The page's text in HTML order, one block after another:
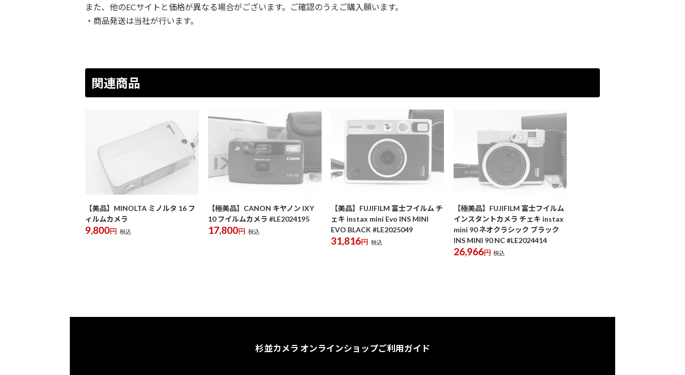
また、他のECサイトと価格が異なる場合がございます。ご確認のうえご購入願います。
・商品発送は当社が行います。
関連商品
【美品】MINOLTA ミノルタ 16 フ
ィルムカメラ
9,800円 税込
【極美品】CANON キヤノン IXY
10 フイルムカメラ #LE2024195
17,800円 税込
【美品】FUJIFILM 富士フイルム チ
ェキ instax mini Evo INS MINI
EVO BLACK #LE2025049
31,816円 税込
【極美品】FUJIFILM 富士フイルム
インスタントカメラ チェキ instax
mini 90 ネオクラシック ブラック
INS MINI 90 NC #LE2024414
26,966円 税込
杉並カメラ オンラインショップご利用ガイド